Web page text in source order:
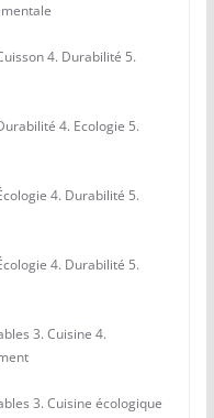
4. Durabilité 5.
4. Ecologie 5.
4. Durabilité 5.
4. Durabilité 5.
3. Cuisine 4.
3. Cuisine écologique